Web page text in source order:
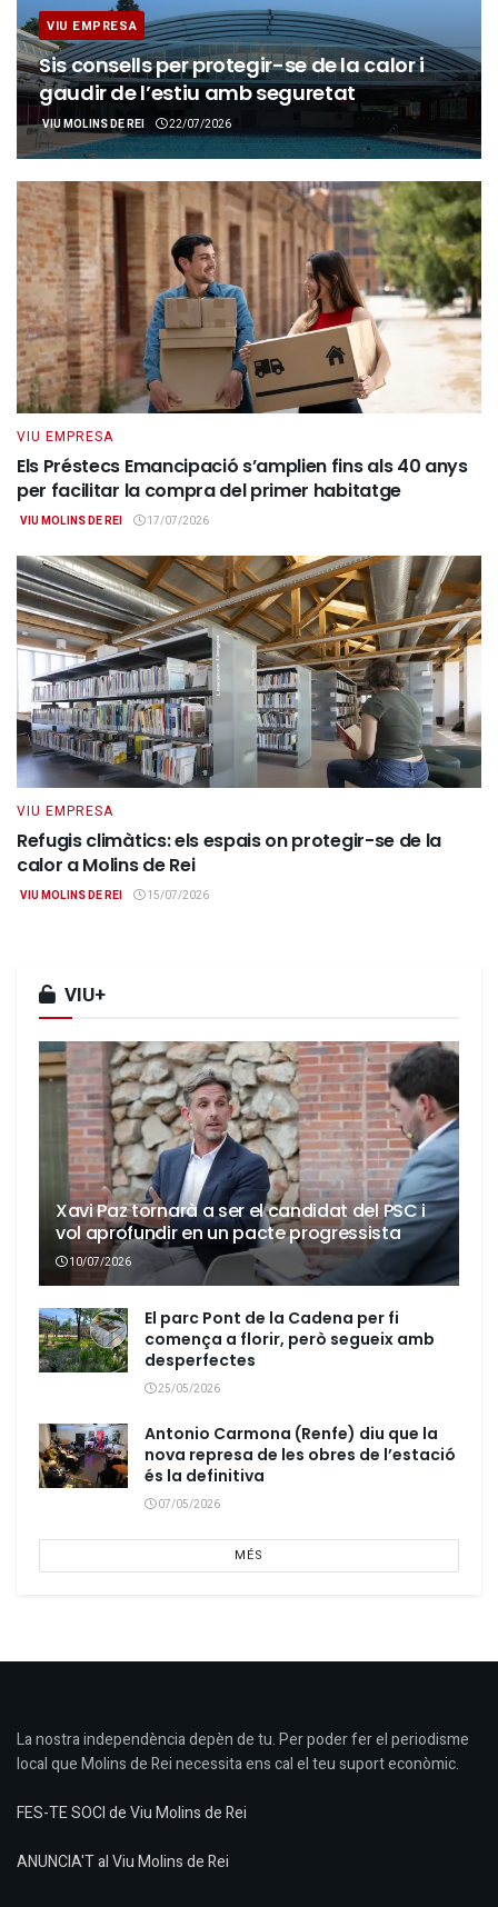
VIU EMPRESA
Sis consells per protegir-se de la calor i
gaudir de l’estiu amb seguretat
VIU MOLINS DE REI 22/07/2026
VIU EMPRESA
Els Préstecs Emancipació s’amplien fins als 40 anys
per facilitar la compra del primer habitatge
VIU MOLINS DE REI 17/07/2026
VIU EMPRESA
Refugis climàtics: els espais on protegir-se de la
calor a Molins de Rei
VIU MOLINS DE REI 15/07/2026
VIU+
Xavi Paz tornarà a ser el candidat del PSC i
vol aprofundir en un pacte progressista
10/07/2026
El parc Pont de la Cadena per fi
comença a florir, però segueix amb
desperfectes
25/05/2026
Antonio Carmona (Renfe) diu que la
nova represa de les obres de l’estació
és la definitiva
07/05/2026
MÉS
La nostra independència depèn de tu. Per poder fer el periodisme
local que Molins de Rei necessita ens cal el teu suport econòmic.
FES-TE SOCI de Viu Molins de Rei
ANUNCIA'T al Viu Molins de Rei